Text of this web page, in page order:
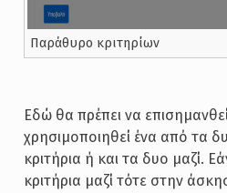
Παράθυρο κριτηρίων
Εδώ θα πρέπει να
χρησιμοποιηθεί ένα από τα
κριτήρια ή και τα δυο μαζί.
κριτήρια μαζί τότε στην